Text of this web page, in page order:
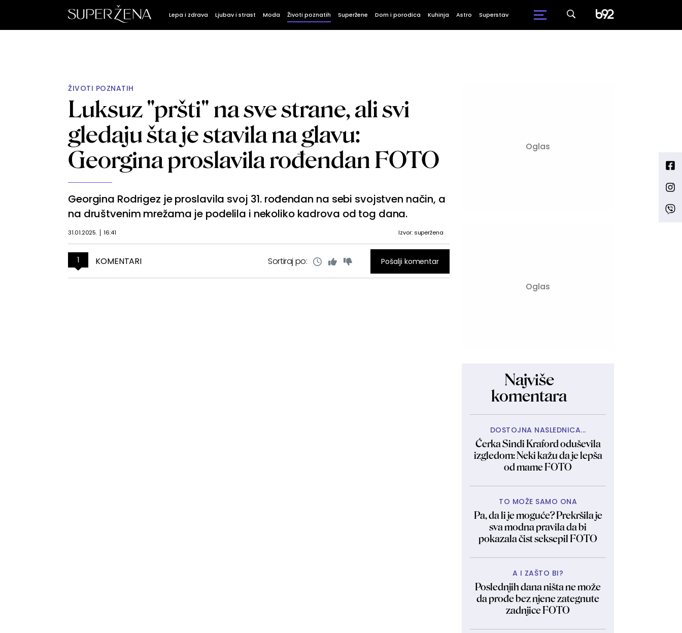
Lepa i zdrava Ljubav i strast Moda Životi poznatih Superžene Dom i porodica Kuhinja Astro Superstav
ŽIVOTI POZNATIH
Luksuz "pršti" na sve strane, ali svi
gledaju šta je stavila na glavu:
Georgina proslavila rođendan FOTO
Georgina Rodrigez je proslavila svoj 31. rođendan na sebi svojstven način, a
na društvenim mrežama je podelila i nekoliko kadrova od tog dana.
31.01.2025. 16:41 Izvor: superžena
1 KOMENTARI Sortiraj po: Pošalji komentar
Najviše
komentara
DOSTOJNA NASLEDNICA...
Ćerka Sindi Kraford oduševila
izgledom: Neki kažu da je lepša
od mame FOTO
TO MOŽE SAMO ONA
Pa, da li je moguće? Prekršila je
sva modna pravila da bi
pokazala čist seksepil FOTO
A I ZAŠTO BI?
Poslednjih dana ništa ne može
da prođe bez njene zategnute
zadnjice FOTO